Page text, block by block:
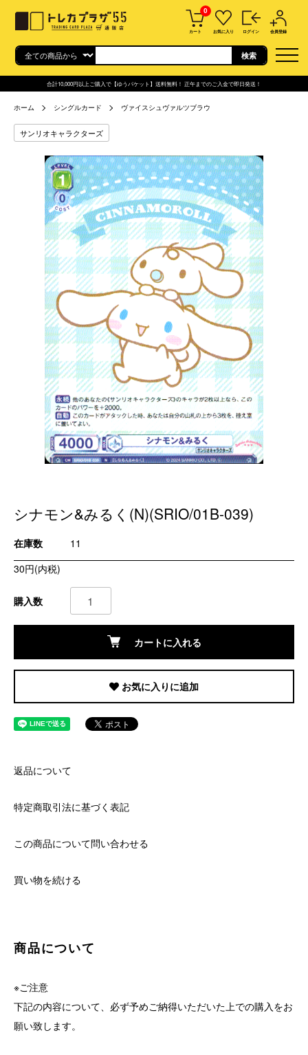
0
カート お気に入り ログイン 会員登録
合計10,000円以上ご購入で【ゆうパケット】送料無料！ 正午までのご入金で即日発送！
ホーム シングルカード ヴァイスシュヴァルツブラウ
サンリオキャラクターズ
シナモン&みるく(N)(SRIO/01B-039)
在庫数
11
30円(内税)
購入数
カートに入れる
お気に入りに追加
返品について
特定商取引法に基づく表記
この商品について問い合わせる
買い物を続ける
商品について
※ご注意
下記の内容について、必ず予めご納得いただいた上での購入をお
願い致します。